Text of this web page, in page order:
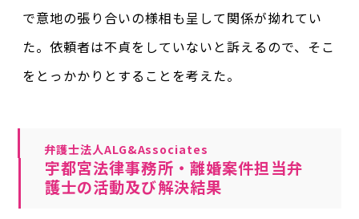
で意地の張り合いの様相も呈して関係が拗れてい
た。依頼者は不貞をしていないと訴えるので、そこ
をとっかかりとすることを考えた。
弁護士法人ALG&Associates
宇都宮法律事務所・離婚案件担当弁
護士の活動及び解決結果